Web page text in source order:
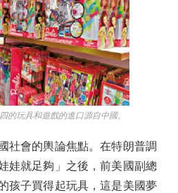
玩具和遊戲的進口源自中國。
會的輿論焦點。在特朗普調
娃就足夠」之後，前美國副總
孩子買得起玩具，這是美國夢